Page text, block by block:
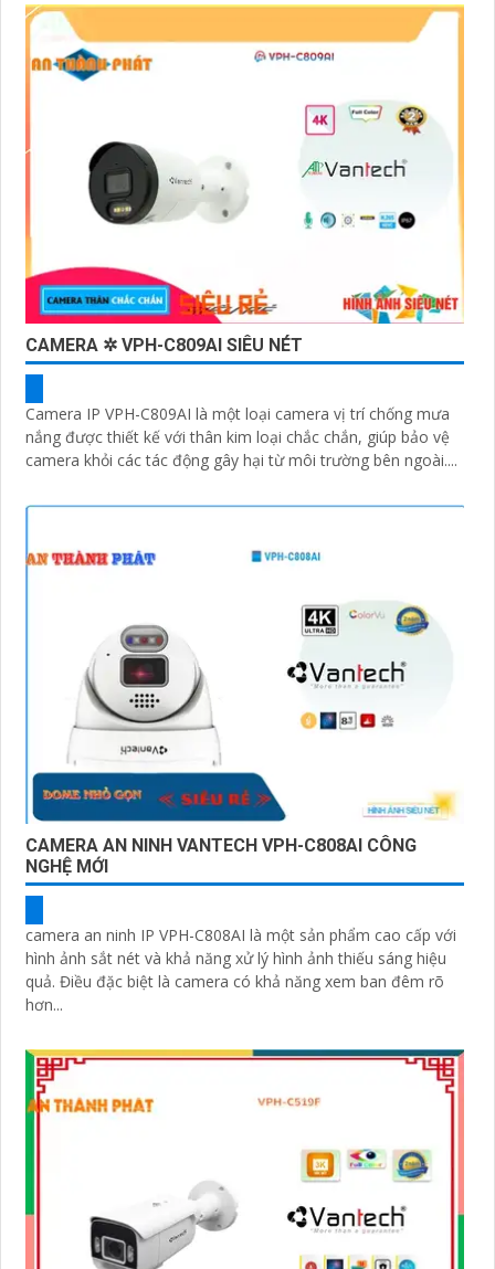
CAMERA ✲ VPH-C809AI SIÊU NÉT
Camera IP VPH-C809AI là một loại camera vị trí chống mưa
nắng được thiết kế với thân kim loại chắc chắn, giúp bảo vệ
camera khỏi các tác động gây hại từ môi trường bên ngoài....
CAMERA AN NINH VANTECH VPH-C808AI CÔNG
NGHỆ MỚI
camera an ninh IP VPH-C808AI là một sản phẩm cao cấp với
hình ảnh sắt nét và khả năng xử lý hình ảnh thiếu sáng hiệu
quả. Điều đặc biệt là camera có khả năng xem ban đêm rõ
hơn...